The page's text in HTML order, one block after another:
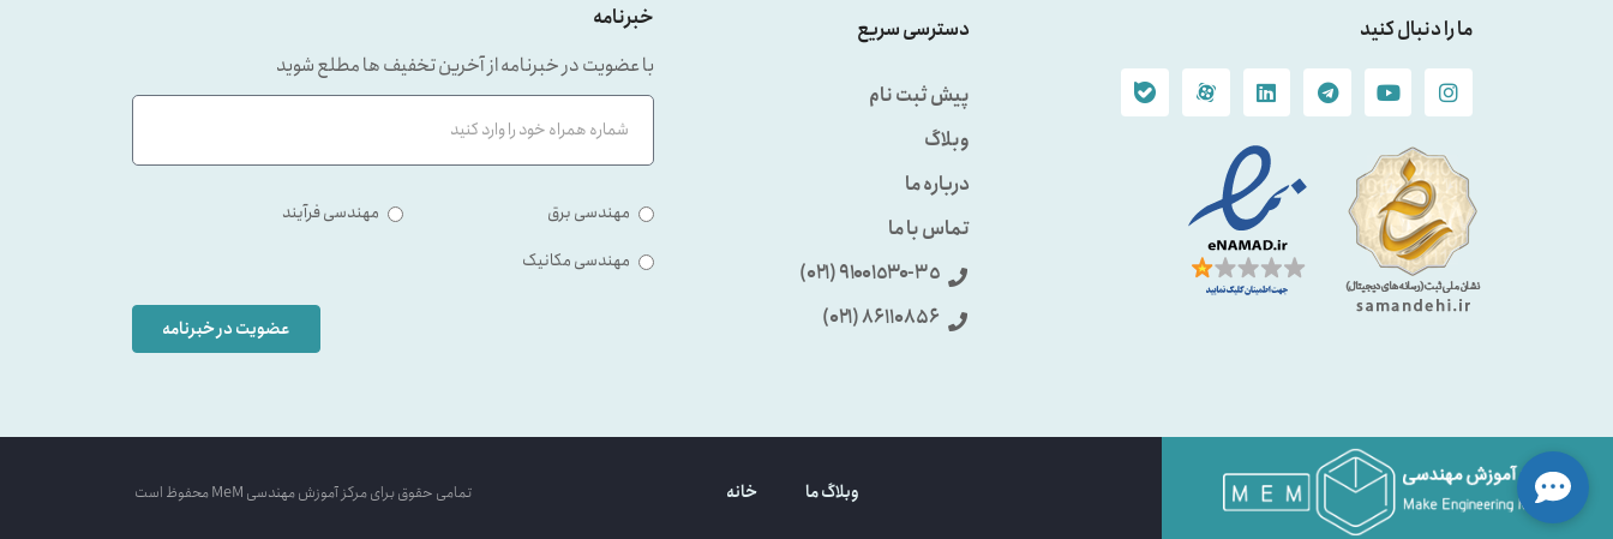
ما را دنبال کنید دسترسی سریع
پیش ثبت نام
وبلاگ
درباره ما
تماس با ما
٩۱۰۰۱٥۳۰-۳٥ (۰۲۱)
86110856 (۰۲۱)
خبرنامه
با عضویت در خبرنامه از آخرین تخفیف ها مطلع شوید
مهندسی برق
مهندسی فرآیند
مهندسی مکانیک
عضویت در خبرنامه
وبلاگ ما خانه تمامی حقوق برای مرکز آموزش مهندسی MeM محفوظ است